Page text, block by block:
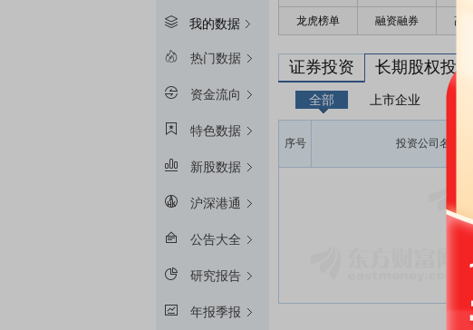
我的数据
热门数据
资金流向
特色数据
新股数据
沪深港通
公告大全
研究报告
年报季报
龙虎榜单 融资融券 高
证券投资 长期股权投资
全部 上市企业
序号 投资公司名称